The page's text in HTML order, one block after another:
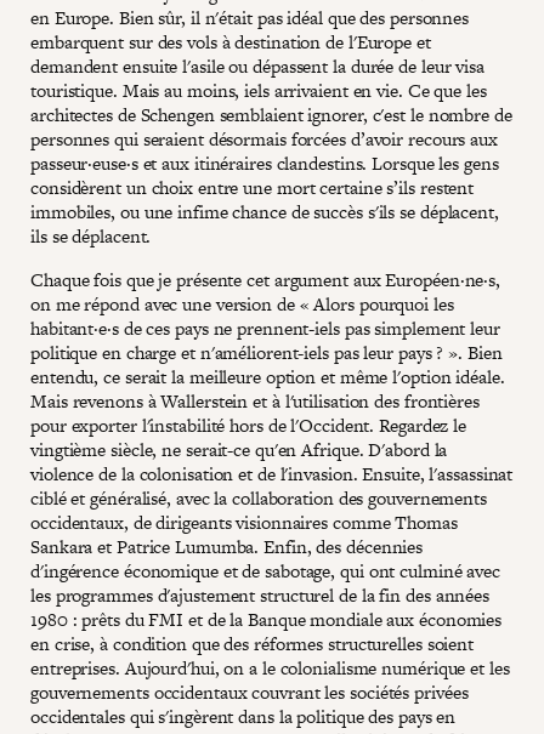
en Europe. Bien sûr, il n'était pas idéal que des personnes
embarquent sur des vols à destination de l'Europe et
demandent ensuite l'asile ou dépassent la durée de leur visa
touristique. Mais au moins, iels arrivaient en vie. Ce que les
architectes de Schengen semblaient ignorer, c'est le nombre de
personnes qui seraient désormais forcées d’avoir recours aux
passeur·euse·s et aux itinéraires clandestins. Lorsque les gens
considèrent un choix entre une mort certaine s’ils restent
immobiles, ou une infime chance de succès s'ils se déplacent,
ils se déplacent.
Chaque fois que je présente cet argument aux Européen·ne·s,
on me répond avec une version de « Alors pourquoi les
habitant·e·s de ces pays ne prennent-iels pas simplement leur
politique en charge et n'améliorent-iels pas leur pays ? ». Bien
entendu, ce serait la meilleure option et même l'option idéale.
Mais revenons à Wallerstein et à l'utilisation des frontières
pour exporter l'instabilité hors de l'Occident. Regardez le
vingtième siècle, ne serait-ce qu'en Afrique. D'abord la
violence de la colonisation et de l'invasion. Ensuite, l'assassinat
ciblé et généralisé, avec la collaboration des gouvernements
occidentaux, de dirigeants visionnaires comme Thomas
Sankara et Patrice Lumumba. Enfin, des décennies
d'ingérence économique et de sabotage, qui ont culminé avec
les programmes d'ajustement structurel de la fin des années
1980 : prêts du FMI et de la Banque mondiale aux économies
en crise, à condition que des réformes structurelles soient
entreprises. Aujourd'hui, on a le colonialisme numérique et les
gouvernements occidentaux couvrant les sociétés privées
occidentales qui s'ingèrent dans la politique des pays en